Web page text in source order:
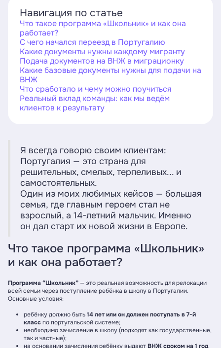
Навигация по статье
Что такое программа «Школьник» и как она
работает?
С чего начался переезд в Португалию
Какие документы нужны каждому мигранту
Подача документов на ВНЖ в миграционку
Какие базовые документы нужны для подачи на
ВНЖ
Что сработало и чему можно поучиться
Реальный вклад команды: как мы ведём
клиентов к результату
Я всегда говорю своим клиентам:
Португалия — это страна для
решительных, смелых, терпеливых... и
самостоятельных.
Один из моих любимых кейсов — большая
семья, где главным героем стал не
взрослый, а 14-летний мальчик. Именно
он дал старт их новой жизни в Европе.
Что такое программа «Школьник»
и как она работает?
Программа “Школьник” — это реальная возможность для релокации
всей семьи через поступление ребёнка в школу в Португалии.
Основные условия:
ребёнку должно быть14 лет или он должен поступать в 7-й
класспо португальской системе;
необходимо зачисление в школу (подходят как государственные,
так и частные);
на основании зачисления ребёнку выдают ВНЖ сроком на 1 год